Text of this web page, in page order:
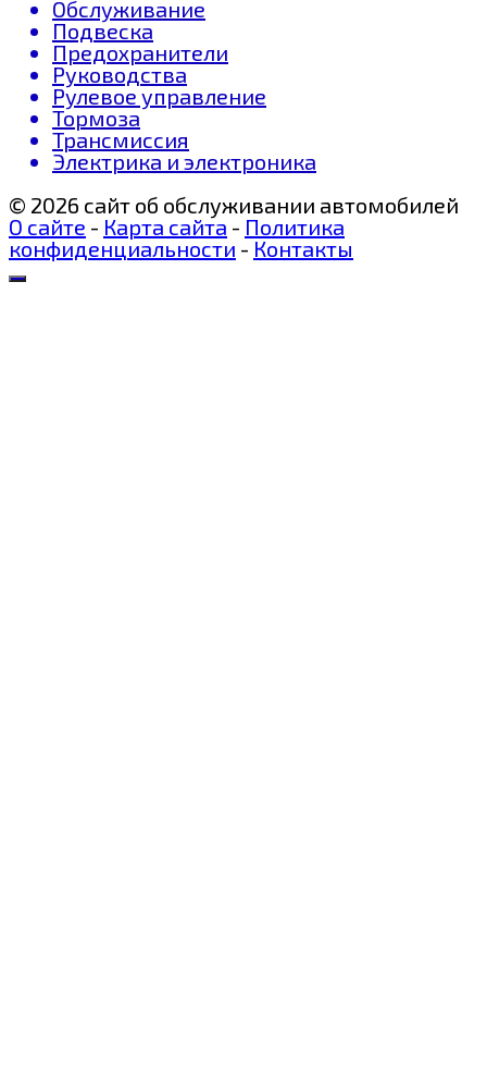
Обслуживание
Подвеска
Предохранители
Руководства
Рулевое управление
Тормоза
Трансмиссия
Электрика и электроника
© 2026 сайт об обслуживании автомобилей
О сайте - Карта сайта - Политика
конфиденциальности - Контакты